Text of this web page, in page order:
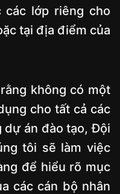
các lớp riêng cho
tại địa điểm của
không có một
cho tất cả các
dự án đào tạo, Đội
tôi sẽ làm việc
để hiểu rõ mục
các cán bộ nhân